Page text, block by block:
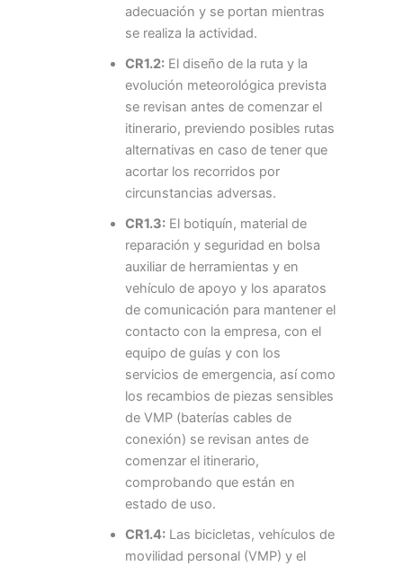
adecuación y se portan mientras
se realiza la actividad.
CR1.2:El diseño de la ruta y la
evolución meteorológica prevista
se revisan antes de comenzar el
itinerario, previendo posibles rutas
alternativas en caso de tener que
acortar los recorridos por
circunstancias adversas.
CR1.3:El botiquín, material de
reparación y seguridad en bolsa
auxiliar de herramientas y en
vehículo de apoyo y los aparatos
de comunicación para mantener el
contacto con la empresa, con el
equipo de guías y con los
servicios de emergencia, así como
los recambios de piezas sensibles
de VMP (baterías cables de
conexión) se revisan antes de
comenzar el itinerario,
comprobando que están en
estado de uso.
CR1.4:Las bicicletas, vehículos de
movilidad personal (VMP) y el